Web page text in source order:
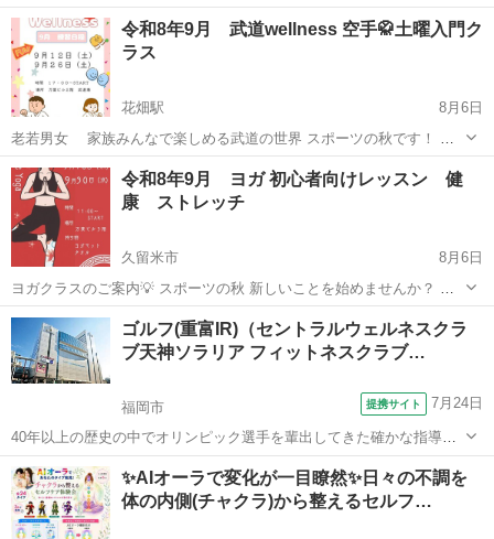
減らないし、体型のたるみが気になってきたから食事は控えても体重
は増えるし、体型は変わらないし、下半身はだらしない体型に▪▪▪分か
っているけど時間がないし→...
福岡 北九州市 三ヶ森駅 その他
令和8年9月 武道wellness 空手🥋土曜入門ク
ラス
花畑駅
8月6日
老若男女 家族みんなで楽しめる武道の世界 スポーツの秋です！ レ
ベルに合わせたクラスで 技術や現代に役立つ武道を学びませんか？😃
👍 芸術、スポーツ 習い事を始めたくなる涼しい季節になっていきます
🍂 下は幼稚園〜 ...
福岡 久留米市 花畑駅 スポーツ 仲間
令和8年9月 ヨガ 初心者向けレッスン 健
康 ストレッチ
久留米市
8月6日
ヨガクラスのご案内💡 スポーツの秋 新しいことを始めませんか？ ヨ
ガってどんな感じ？ 体、カタイけど 普段運動していないけど どんな
方でも、ゆっくり体と向き合いながら行いますので大丈夫です😌 若い
方からママさん、マダ...
福岡 久留米市 ヨガ
ゴルフ(重富IR)（セントラルウェルネスクラ
ブ天神ソラリア フィットネスクラブ…
福岡市 提携サイト 7月24日
40年以上の歴史の中でオリンピック選手を輩出してきた確かな指導法
で一人一人に応じた段階指導を行います。 ゴルフに興味がある！始め
てみたい！楽しみたい！上手くなりたい。親切・丁寧に楽しくレッス
ンができます。 セントラルスポー...
福岡 福岡市 ゴルフ
✨AIオーラで変化が一目瞭然✨日々の不調を
体の内側(チャクラ)から整えるセルフ…